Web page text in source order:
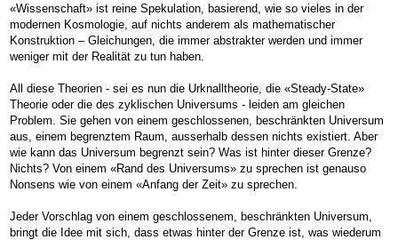
«Wissenschaft» ist reine Spekulation, basierend, wie so vieles in der
modernen Kosmologie, auf nichts anderem als mathematischer
Konstruktion – Gleichungen, die immer abstrakter werden und immer
weniger mit der Realität zu tun haben.
All diese Theorien - sei es nun die Urknalltheorie, die «Steady-State»
Theorie oder die des zyklischen Universums - leiden am gleichen
Problem. Sie gehen von einem geschlossenen, beschränkten Universum
aus, einem begrenztem Raum, ausserhalb dessen nichts existiert. Aber
wie kann das Universum begrenzt sein? Was ist hinter dieser Grenze?
Nichts? Von einem «Rand des Universums» zu sprechen ist genauso
Nonsens wie von einem «Anfang der Zeit» zu sprechen.
Jeder Vorschlag von einem geschlossenem, beschränkten Universum,
bringt die Idee mit sich, dass etwas hinter der Grenze ist, was wiederum